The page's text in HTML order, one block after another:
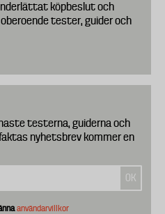
köpbeslut och
tester, guider och
testerna, guiderna och
nyhetsbrev kommer en
användarvillkor